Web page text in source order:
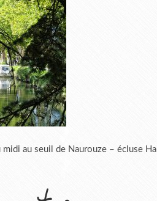
au seuil de Naurouze – écluse